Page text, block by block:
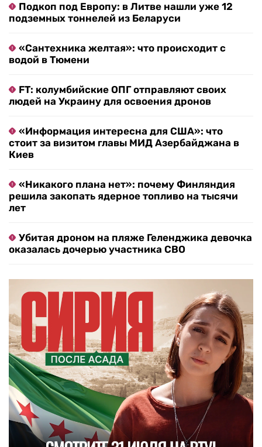
Подкоп под Европу: в Литве нашли уже 12
подземных тоннелей из Беларуси
«Сантехника желтая»: что происходит с
водой в Тюмени
FT: колумбийские ОПГ отправляют своих
людей на Украину для освоения дронов
«Информация интересна для США»: что
стоит за визитом главы МИД Азербайджана в
Киев
«Никакого плана нет»: почему Финляндия
решила закопать ядерное топливо на тысячи
лет
Убитая дроном на пляже Геленджика девочка
оказалась дочерью участника СВО